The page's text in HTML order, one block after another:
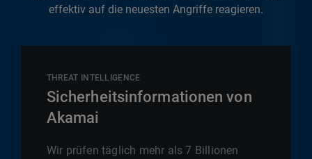
effektiv auf die neuesten Angriffe reagieren.
THREAT INTELLIGENCE
Sicherheitsinformationen von
Akamai
Wir prüfen täglich mehr als 7 Billionen